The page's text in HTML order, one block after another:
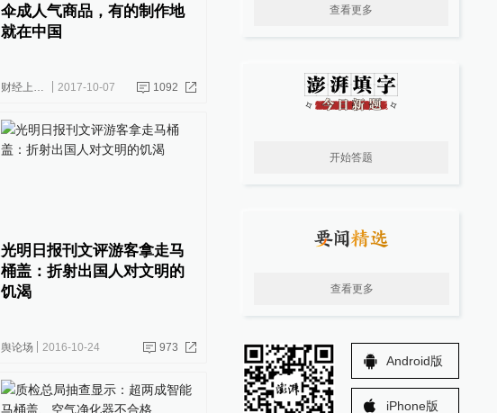
伞成人气商品，有的制作地
就在中国
财经上下游 2017-10-07 1092
光明日报刊文评游客拿走马
桶盖：折射出国人对文明的
饥渴
舆论场 2016-10-24 973
查看更多
开始答题
查看更多
Android版
iPhone版